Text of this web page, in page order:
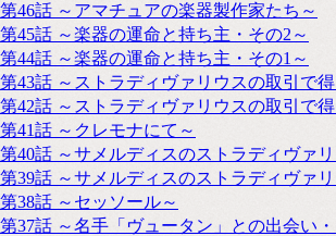
第46話 ～アマチュアの楽器製作家たち～
第45話 ～楽器の運命と持ち主・その2～
第44話 ～楽器の運命と持ち主・その1～
第43話 ～ストラディヴァリウスの取引で
第42話 ～ストラディヴァリウスの取引で
第41話 ～クレモナにて～
第40話 ～サメルディスのストラディヴァ
第39話 ～サメルディスのストラディヴァ
第38話 ～セッソール～
第37話 ～名手「ヴュータン」との出会い・